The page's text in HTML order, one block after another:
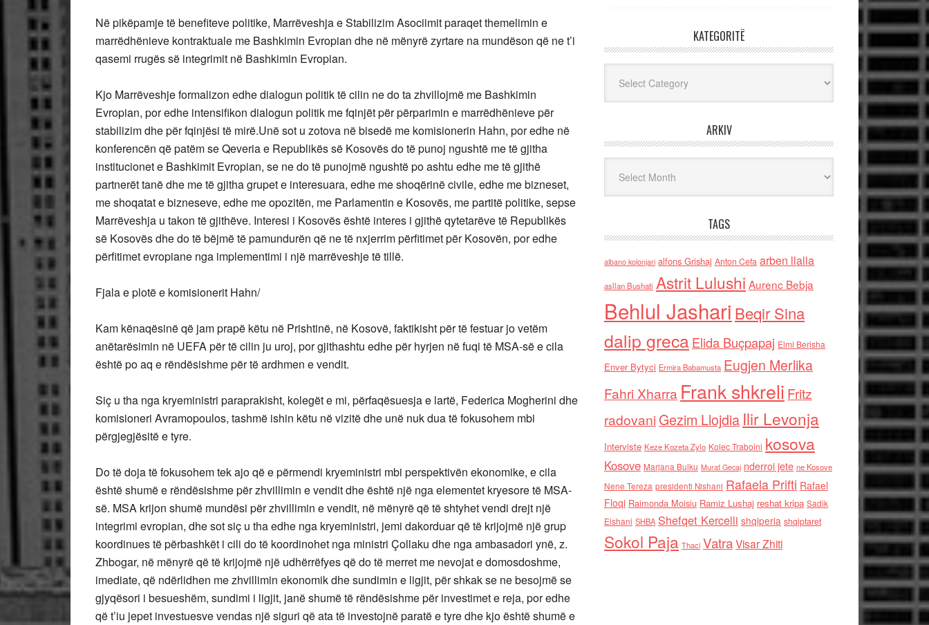
Në pikëpamje të benefiteve politike, Marrëveshja e Stabilizim Asociimit paraqet themelimin e
marrëdhënieve kontraktuale me Bashkimin Evropian dhe në mënyrë zyrtare na mundëson që ne t’i
qasemi rrugës së integrimit në Bashkimin Evropian.
Kjo Marrëveshje formalizon edhe dialogun politik të cilin ne do ta zhvillojmë me Bashkimin
Evropian, por edhe intensifikon dialogun politik me fqinjët për përparimin e marrëdhënieve për
stabilizim dhe për fqinjësi të mirë.Unë sot u zotova në bisedë me komisionerin Hahn, por edhe në
konferencën që patëm se Qeveria e Republikës së Kosovës do të punoj ngushtë me të gjitha
institucionet e Bashkimit Evropian, se ne do të punojmë ngushtë po ashtu edhe me të gjithë
partnerët tanë dhe me të gjitha grupet e interesuara, edhe me shoqërinë civile, edhe me bizneset,
me shoqatat e bizneseve, edhe me opozitën, me Parlamentin e Kosovës, me partitë politike, sepse
Marrëveshja u takon të gjithëve. Interesi i Kosovës është interes i gjithë qytetarëve të Republikës
së Kosovës dhe do të bëjmë të pamundurën që ne të nxjerrim përfitimet për Kosovën, por edhe
përfitimet evropiane nga implementimi i një marrëveshje të tillë.
Fjala e plotë e komisionerit Hahn/
Kam kënaqësinë që jam prapë këtu në Prishtinë, në Kosovë, faktikisht për të festuar jo vetëm
anëtarësimin në UEFA për të cilin ju uroj, por gjithashtu edhe për hyrjen në fuqi të MSA-së e cila
është po aq e rëndësishme për të ardhmen e vendit.
Siç u tha nga kryeministri paraprakisht, kolegët e mi, përfaqësuesja e lartë, Federica Mogherini dhe
komisioneri Avramopoulos, tashmë ishin këtu në vizitë dhe unë nuk dua të fokusohem mbi
përgjegjësitë e tyre.
Do të doja të fokusohem tek ajo që e përmendi kryeministri mbi perspektivën ekonomike, e cila
është shumë e rëndësishme për zhvillimin e vendit dhe është një nga elementet kryesore të MSA-
së. MSA krijon shumë mundësi për zhvillimin e vendit, në mënyrë që të shtyhet vendi drejt një
integrimi evropian, dhe sot siç u tha edhe nga kryeministri, jemi dakorduar që të krijojmë një grup
koordinues të përbashkët i cili do të koordinohet nga ministri Çollaku dhe nga ambasadori ynë, z.
Zhbogar, në mënyrë që të krijojmë një udhërrëfyes që do të merret me nevojat e domosdoshme,
imediate, që ndërlidhen me zhvillimin ekonomik dhe sundimin e ligjit, për shkak se ne besojmë se
gjyqësori i besueshëm, sundimi i ligjit, janë shumë të rëndësishme për investimet e reja, por edhe
që t’iu jepet investuesve vendas një siguri që ata të investojnë paratë e tyre dhe kjo është shumë e
KATEGORITË
ARKIV
TAGS
albano kolonjari alfons Grishaj Anton Cefa arben llalla
asllan Bushati Astrit Lulushi Aurenc Bebja
Behlul Jashari Beqir Sina
dalip grecaElida Buçpapaj Elmi Berisha
Enver Bytyci Ermira Babamusta Eugjen Merlika
Fahri Xharra Frank shkreli Fritz
radovaniGezim Llojdia Ilir Levonja
Interviste Keze Kozeta Zylo Kolec Traboini kosova
Kosove Marjana Bulku Murat Gecaj nderroi jete ne Kosove
Nene Tereza presidenti Nishani Rafaela Prifti Rafael
Floqi Raimonda Moisiu Ramiz Lushaj reshat kripa Sadik
Elshani SHBA Shefqet Kercelli shqiperia shqiptaret
Sokol Paja Thaci VatraVisar Zhiti